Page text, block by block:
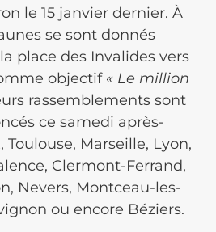
le 15 janvier dernier. À
se sont donnés
place des Invalides vers
objectif « Le million
rassemblements sont
ce samedi après-
Marseille, Lyon,
Clermont-Ferrand,
Nevers, Montceau-les-
ou encore Béziers.